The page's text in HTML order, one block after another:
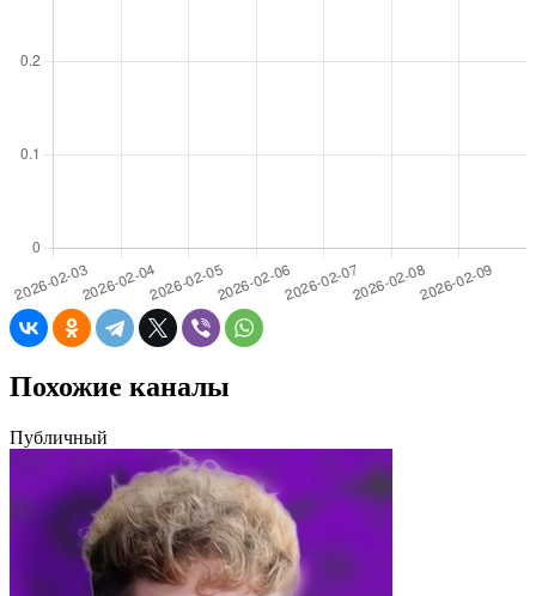
Похожие каналы
Публичный